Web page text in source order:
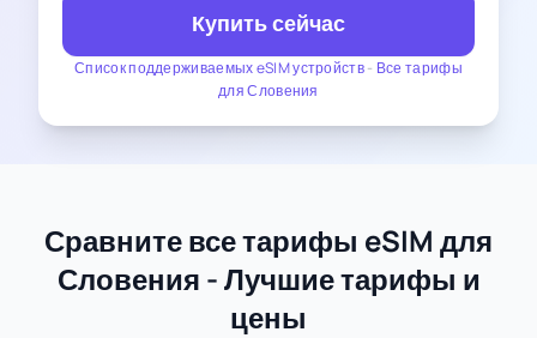
Список поддерживаемых eSIM устройств- Все тарифы
для Словения
Купить сейчас
Сравните все тарифы eSIM для
Словения - Лучшие тарифы и
цены